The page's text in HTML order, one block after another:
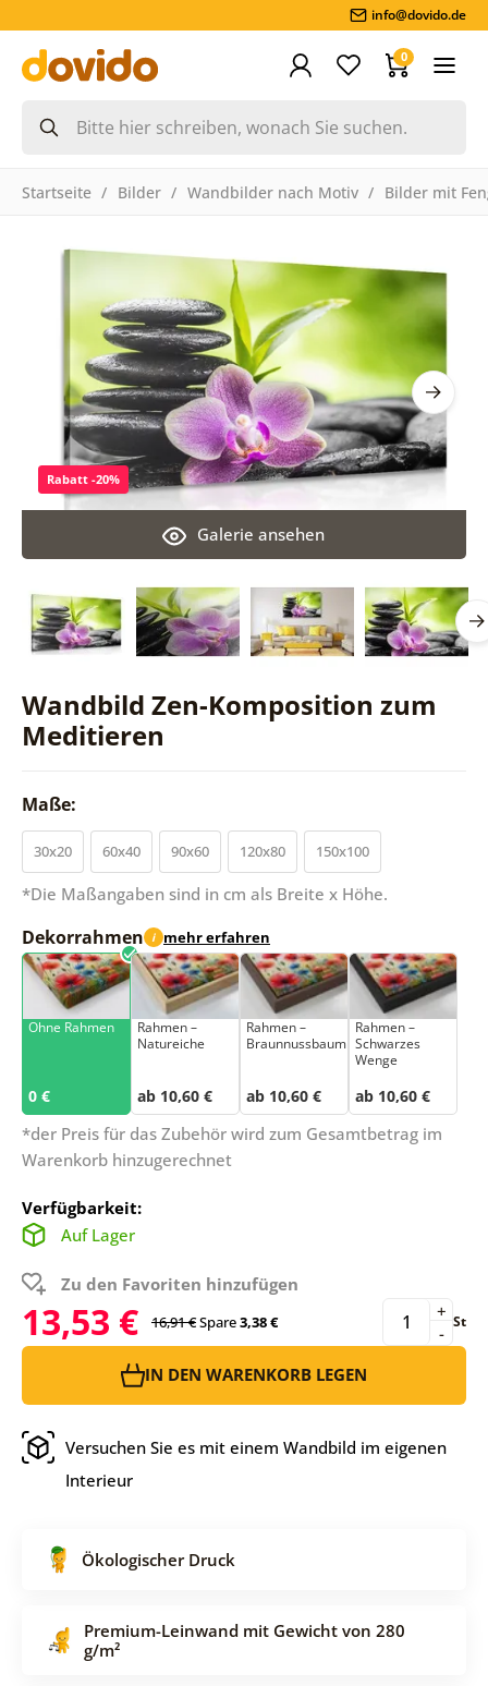
info@dovido.de
0
Startseite Bilder Wandbilder nach Motiv Bilder mit
Wandbild Zen-Komposition zum
Meditieren
Galerie ansehen
Rabatt -20%
Maße:
30x20 60x40 90x60 120x80 150x100
*Die Maßangaben sind in cm als Breite x Höhe.
Dekorrahmen i mehr erfahren
Ohne Rahmen
0 €
Rahmen –
Natureiche
ab 10,60 €
Rahmen –
Braunnussbaum
ab 10,60 €
Rahmen –
Schwarzes
Wenge
ab 10,60 €
*der Preis für das Zubehör wird zum Gesamtbetrag im
Warenkorb hinzugerechnet
Verfügbarkeit:
Auf Lager
Zu den Favoriten hinzufügen
13,53 € 16,91 €Spare3,38 € -
+ St
IN DEN WARENKORB LEGEN
Versuchen Sie es mit einem Wandbild im eigenen
Interieur
Ökologischer Druck
Premium-Leinwand mit Gewicht von 280
g/m²